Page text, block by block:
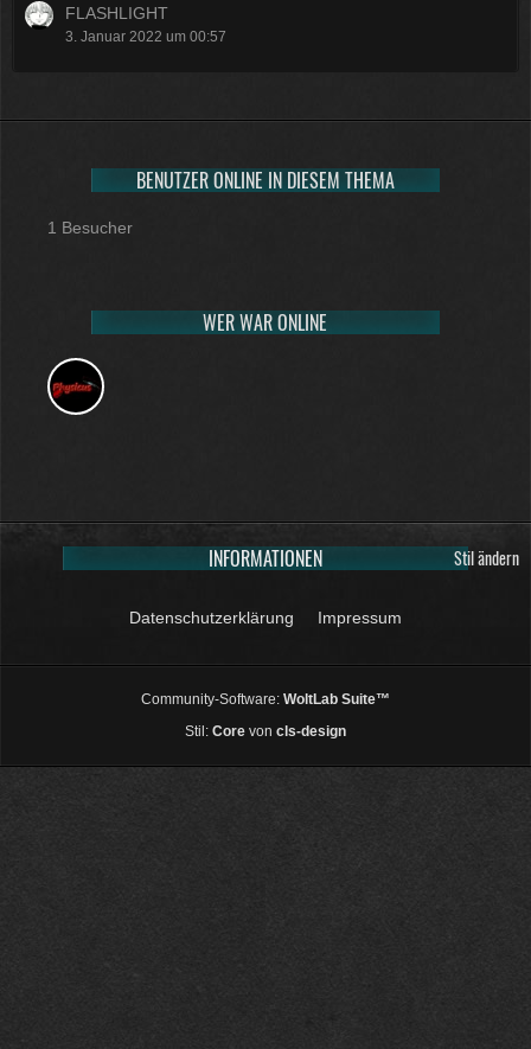
FLASHLIGHT
3. Januar 2022 um 00:57
BENUTZER ONLINE IN DIESEM THEMA
1 Besucher
WER WAR ONLINE
Stil ändern
INFORMATIONEN
Datenschutzerklärung Impressum
Community-Software: WoltLab Suite™
Stil: Core von cls-design